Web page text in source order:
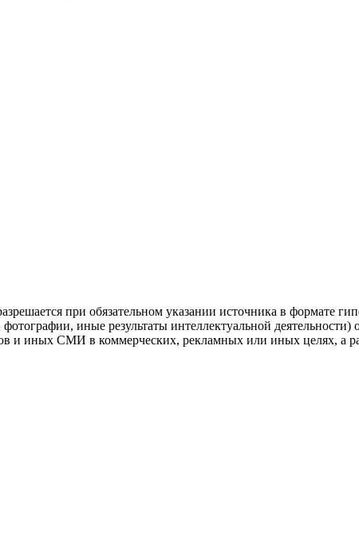
при обязательном указании источника в формате
иные результаты интеллектуальной деятельности)
и иных СМИ в коммерческих, рекламных или иных целях, а